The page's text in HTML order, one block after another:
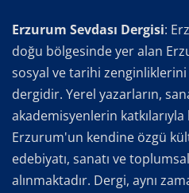
Erzurum Sevdası Dergisi:
doğu bölgesinde yer alan
sosyal ve tarihi zenginliklerini
dergidir. Yerel yazarların,
akademisyenlerin
Erzurum'un kendine özgü
edebiyatı, sanatı ve
alınmaktadır. Dergi, aynı